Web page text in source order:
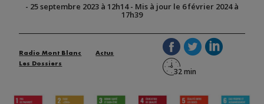
- 25 septembre 2023 à 12h14- Mis à jour le 6 février 2024 à
17h39
Radio Mont Blanc
Actus
Les Dossiers